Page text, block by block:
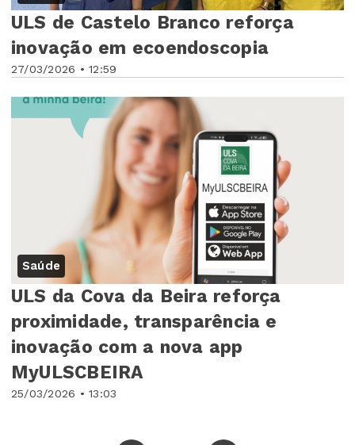
27/03/2026 • 12:59
ULS de Castelo Branco reforça
inovação em ecoendoscopia
Saúde
25/03/2026 • 13:03
ULS da Cova da Beira reforça
proximidade, transparência e
inovação com a nova app
MyULSCBEIRA